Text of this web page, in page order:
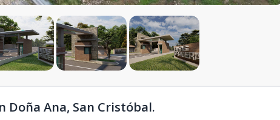
Doña Ana, San Cristóbal.